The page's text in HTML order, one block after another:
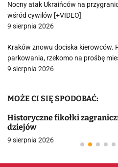
Nocny atak Ukraińców na
wśród cywilów [+VIDEO]
9 sierpnia 2026
Kraków znowu dociska kierowców.
parkowania, rzekomo na prośbę
9 sierpnia 2026
MOŻE CI SIĘ SPODOBAĆ:
Historyczne fikołki
dziejów
9 sierpnia 2026